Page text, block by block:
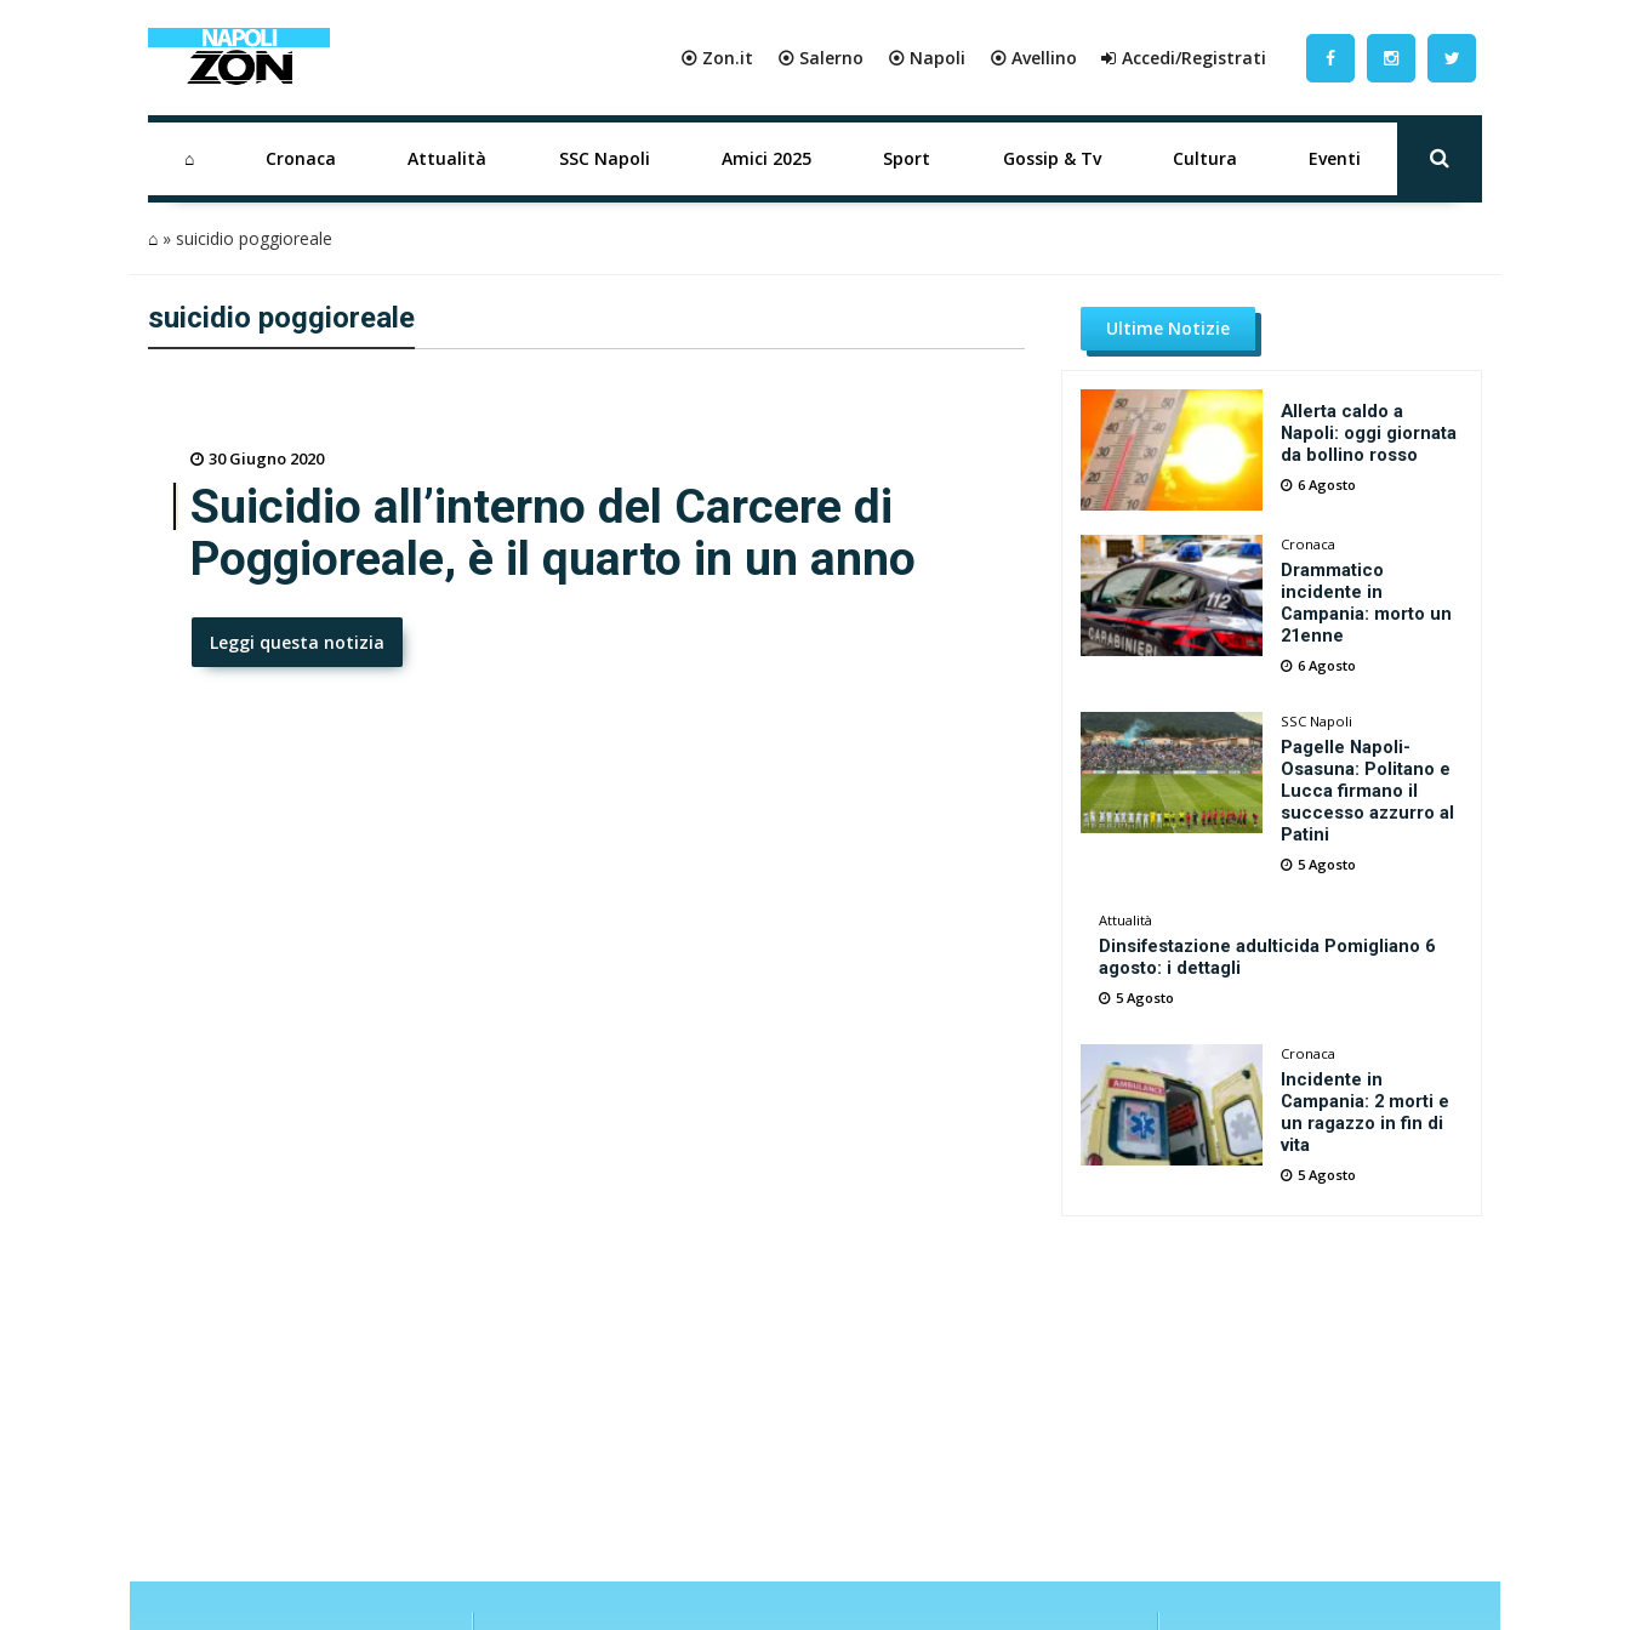
⦿ Zon.it ⦿ Salerno ⦿ Napoli ⦿ Avellino Accedi/Registrati
⌂ Cronaca Attualità SSC Napoli Amici 2025 Sport Gossip & Tv Cultura Eventi
⌂ » suicidio poggioreale
suicidio poggioreale
30 Giugno 2020
Suicidio all’interno del Carcere di
Poggioreale, è il quarto in un anno
Leggi questa notizia
Ultime Notizie
Allerta caldo a
Napoli: oggi giornata
da bollino rosso
6 Agosto
Cronaca
Drammatico
incidente in
Campania: morto un
21enne
6 Agosto
SSC Napoli
Pagelle Napoli-
Osasuna: Politano e
Lucca firmano il
successo azzurro al
Patini
5 Agosto
Attualità
Dinsifestazione adulticida Pomigliano 6
agosto: i dettagli
5 Agosto
Cronaca
Incidente in
Campania: 2 morti e
un ragazzo in fin di
vita
5 Agosto